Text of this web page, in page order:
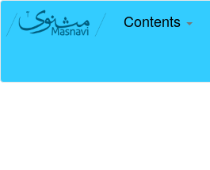
Contents